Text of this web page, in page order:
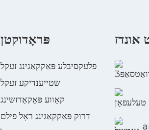
פּראָדוקטן
פלעקסיבלע פּאַקקאַגינג זעקל
שטייענדיקע זעקל
קאַווע פּאַקאַדזשינג
דרוק פּאַקקאַגינג ראָל פילם